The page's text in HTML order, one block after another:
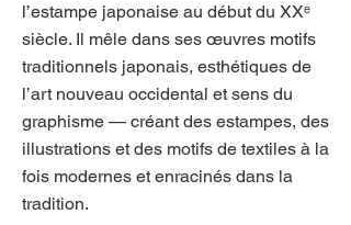
l’estampe japonaise au début du XXᵉ
siècle. Il mêle dans ses œuvres motifs
traditionnels japonais, esthétiques de
l’art nouveau occidental et sens du
graphisme — créant des estampes, des
illustrations et des motifs de textiles à la
fois modernes et enracinés dans la
tradition.